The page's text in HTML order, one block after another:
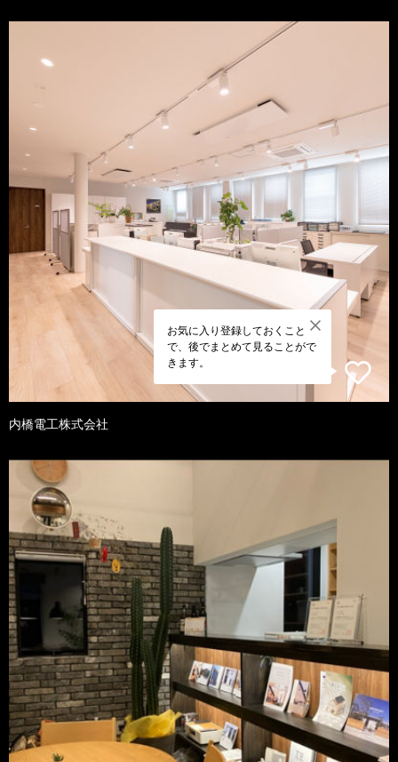
お気に入り登録しておくこと
で、後でまとめて見ることがで
きます。
内橋電工株式会社